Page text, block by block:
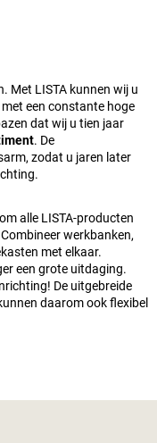
Met LISTA kunnen wij u
een constante hoge
dat wij u tien jaar
. De
zodat u jaren later
alle LISTA-producten
werkbanken,
met elkaar.
een grote uitdaging.
De uitgebreide
daarom ook flexibel